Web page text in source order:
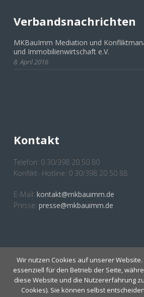
Verbandsnachrichten
MKBauImm Mediation und
und Immobilienwirtschaft e.V.
8. April 2016
Kontakt
Telefon: 0 30/398 20 50 80
Konflikt- Hotline: 0 30/398 20 50 88
E-Mail: kontakt@mkbauimm.de
Presse: presse@mkbauimm.de
Anmeldung Newsletter
Wir nutzen Cookies auf unserer
essenziell für den Betrieb der Seite,
diese Website und die Nutzererfahrung
Cookies). Sie können selbst